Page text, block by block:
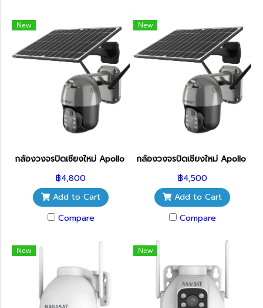
New
กล้องวงจรปิดเชียงใหม่ Apollo รุ่น Q5Pro 4G PTZ CCTV Wi-fi พร้
฿4,800
Add to Cart
Compare
New
กล้องวงจรปิดเชียงใหม่ Apollo รุ่น
฿4,500
Add to Cart
Compare
New New